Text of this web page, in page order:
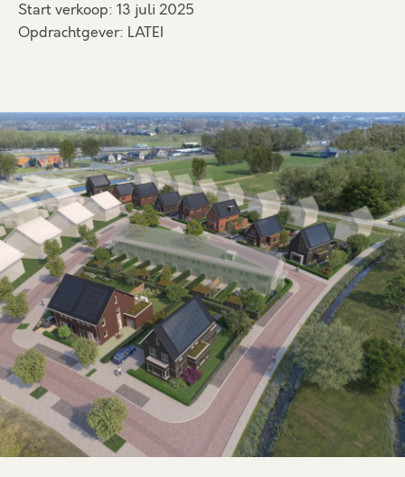
Start verkoop: 13 juli 2025
Opdrachtgever: LATEI